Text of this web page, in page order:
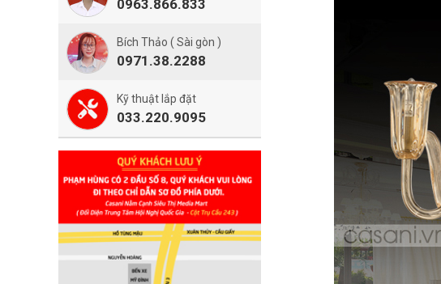
0963.866.833
Bích Thảo ( Sài gòn )
0971.38.2288
Kỹ thuật lắp đặt
033.220.9095